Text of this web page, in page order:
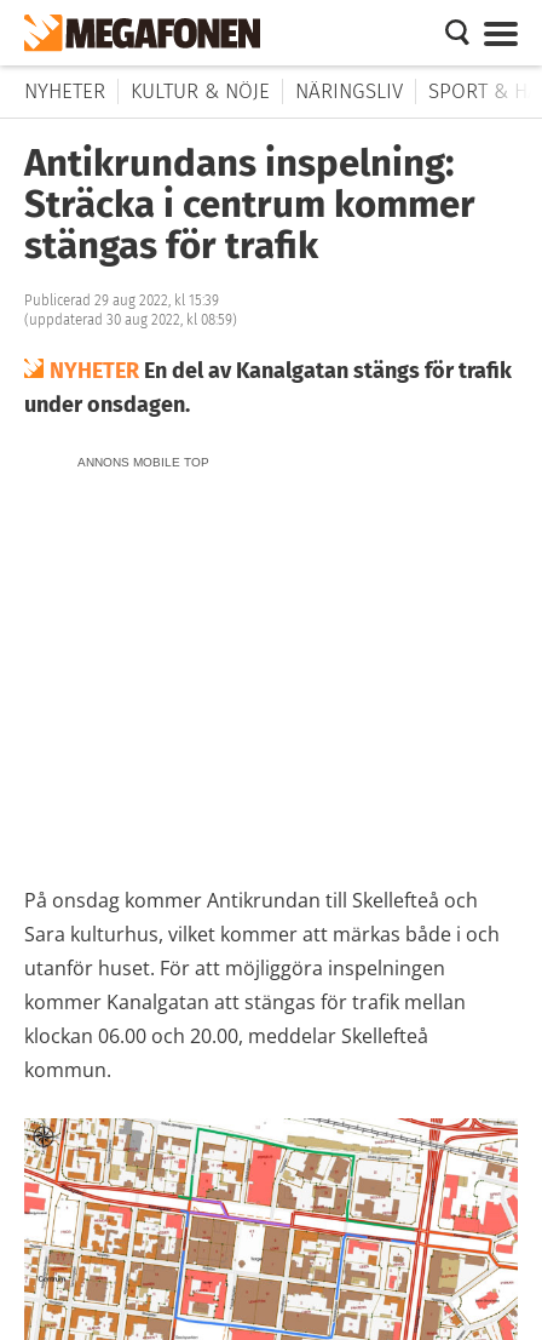
NYHETER KULTUR & NÖJE NÄRINGSLIV SPORT &
Antikrundans inspelning:
Sträcka i centrum kommer
stängas för trafik
Publicerad 29 aug 2022, kl 15:39
(uppdaterad 30 aug 2022, kl 08:59)
NYHETER En del av Kanalgatan stängs för trafik
under onsdagen.
ANNONS MOBILE TOP
På onsdag kommer Antikrundan till Skellefteå och
Sara kulturhus, vilket kommer att märkas både i och
utanför huset. För att möjliggöra inspelningen
kommer Kanalgatan att stängas för trafik mellan
klockan 06.00 och 20.00, meddelar Skellefteå
kommun.